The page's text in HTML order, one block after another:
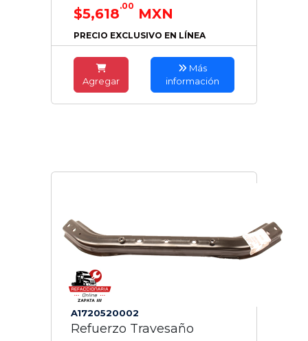
$5,618.00 MXN
PRECIO EXCLUSIVO EN LÍNEA
Agregar
Más
información
A1720520002
Refuerzo Travesaño